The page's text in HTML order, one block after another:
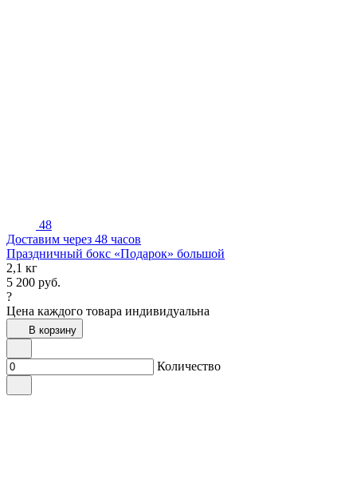
48
Доставим через 48 часов
Праздничный бокс «Подарок» большой
2,1 кг
5 200 руб.
?
Цена каждого товара индивидуальна
В корзину
Количество